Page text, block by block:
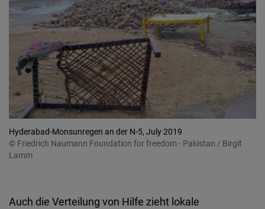
Hyderabad-Monsunregen an der N-5, July 2019
© Friedrich Naumann Foundation for freedom - Pakistan / Birgit
Lamm
Auch die Verteilung von Hilfe zieht lokale